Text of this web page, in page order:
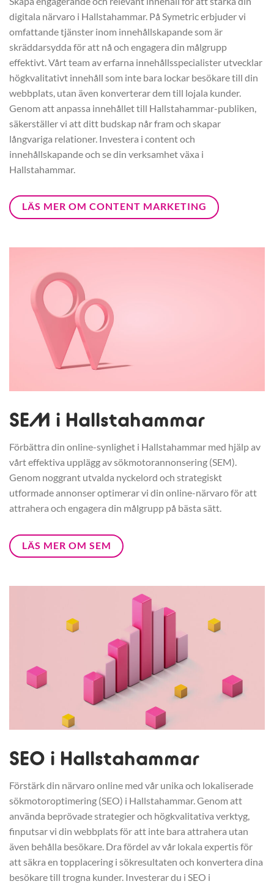
digitala närvaro i Hallstahammar. På Symetric erbjuder vi
omfattande tjänster inom innehållskapande som är
skräddarsydda för att nå och engagera din målgrupp
effektivt. Vårt team av erfarna innehållsspecialister utvecklar
högkvalitativt innehåll som inte bara lockar besökare till din
webbplats, utan även konverterar dem till lojala kunder.
Genom att anpassa innehållet till Hallstahammar-publiken,
säkerställer vi att ditt budskap når fram och skapar
långvariga relationer. Investera i content och
innehållskapande och se din verksamhet växa i
Hallstahammar.
LÄS MER OM CONTENT MARKETING
SEM i Hallstahammar
Förbättra din online-synlighet i Hallstahammar med hjälp av
vårt effektiva upplägg av sökmotorannonsering (SEM).
Genom noggrant utvalda nyckelord och strategiskt
utformade annonser optimerar vi din online-närvaro för att
attrahera och engagera din målgrupp på bästa sätt.
LÄS MER OM SEM
SEO i Hallstahammar
Förstärk din närvaro online med vår unika och lokaliserade
sökmotoroptimering (SEO) i Hallstahammar. Genom att
använda beprövade strategier och högkvalitativa verktyg,
finputsar vi din webbplats för att inte bara attrahera utan
även behålla besökare. Dra fördel av vår lokala expertis för
att säkra en topplacering i sökresultaten och konvertera dina
besökare till trogna kunder. Investerar du i SEO i